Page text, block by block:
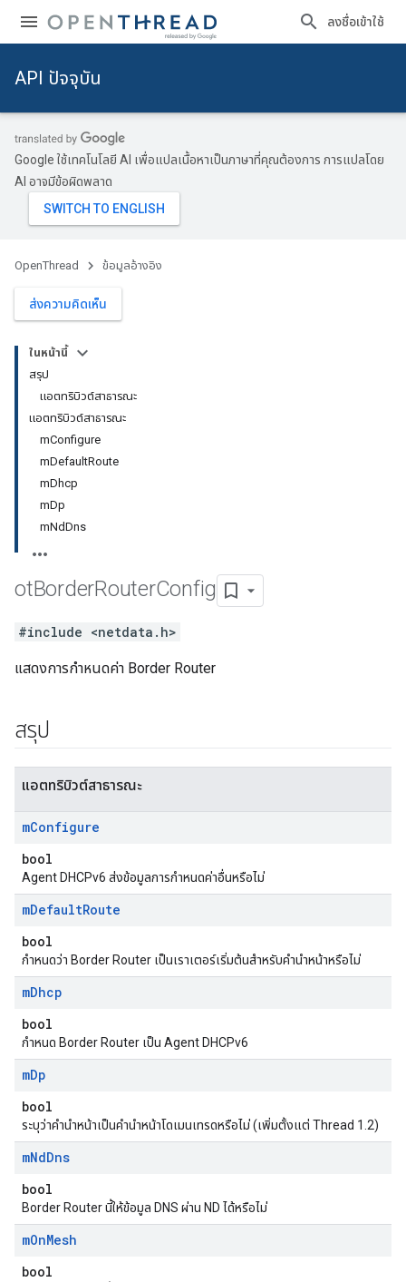
ลงชื่อเข้าใช้
API ปัจจุบัน
Google ใช้เทคโนโลยี AI เพื่อแปลเนื้อหาเป็นภาษาที่คุณต้องการ การแปลโดย
AI อาจมีข้อผิดพลาด
OpenThread ข้อมูลอ้างอิง
ส่งความคิดเห็น
ในหน้านี้
สรุป
แอตทริบิวต์สาธารณะ
แอตทริบิวต์สาธารณะ
mConfigure
mDefaultRoute
mDhcp
mDp
mNdDns
otBorderRouterConfig
#include <netdata.h>
แสดงการกำหนดค่า Border Router
สรุป
แอตทริบิวต์สาธารณะ
mConfigure
bool
Agent DHCPv6 ส่งข้อมูลการกำหนดค่าอื่นหรือไม่
mDefaultRoute
bool
กำหนดว่า Border Router เป็นเราเตอร์เริ่มต้นสำหรับคำนำหน้าหรือไม่
mDhcp
bool
กำหนด Border Router เป็น Agent DHCPv6
mDp
bool
ระบุว่าคำนำหน้าเป็นคำนำหน้าโดเมนเทรดหรือไม่ (เพิ่มตั้งแต่ Thread 1.2)
mNdDns
bool
Border Router นี้ให้ข้อมูล DNS ผ่าน ND ได้หรือไม่
mOnMesh
bool